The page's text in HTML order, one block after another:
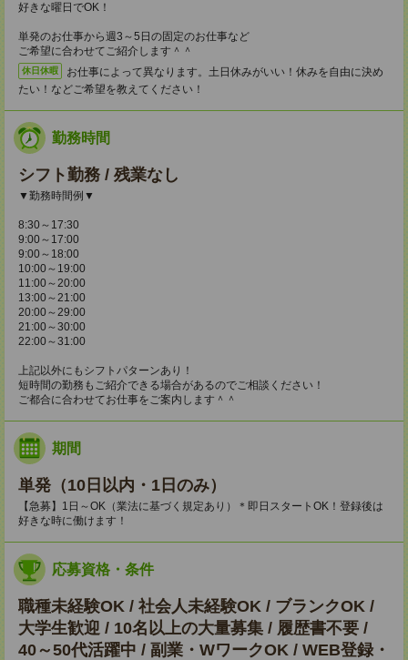
好きな曜日でOK！
単発のお仕事から週3～5日の固定のお仕事など
ご希望に合わせてご紹介します＾＾
休日休暇
お仕事によって異なります。土日休みがいい！休みを自由に決め
たい！などご希望を教えてください！
勤務時間
シフト勤務 / 残業なし
▼勤務時間例▼
8:30～17:30
9:00～17:00
9:00～18:00
10:00～19:00
11:00～20:00
13:00～21:00
20:00～29:00
21:00～30:00
22:00～31:00
上記以外にもシフトパターンあり！
短時間の勤務もご紹介できる場合があるのでご相談ください！
ご都合に合わせてお仕事をご案内します＾＾
期間
単発（10日以内・1日のみ）
【急募】1日～OK（業法に基づく規定あり）＊即日スタートOK！登録後は
好きな時に働けます！
応募資格・条件
職種未経験OK / 社会人未経験OK / ブランクOK /
大学生歓迎 / 10名以上の大量募集 / 履歴書不要 /
40～50代活躍中 / 副業・WワークOK / WEB登録・